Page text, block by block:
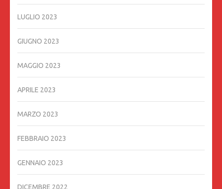
LUGLIO 2023
GIUGNO 2023
MAGGIO 2023
APRILE 2023
MARZO 2023
FEBBRAIO 2023
GENNAIO 2023
DICEMBRE 2022